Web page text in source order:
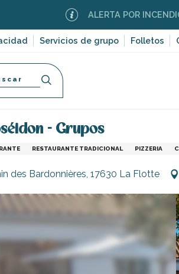
Servicios de grupo Folletos
ALERTA POR INCENDIOS
- Grupos
RESTAURANTE TRADICIONAL PIZZERIA
des Bardonnières, 17630 La Flotte